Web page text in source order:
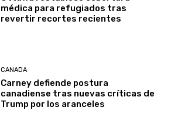
médica para refugiados tras
revertir recortes recientes
CANADA
Carney defiende postura
canadiense tras nuevas críticas de
Trump por los aranceles